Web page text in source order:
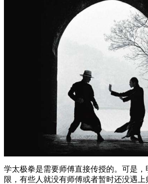
学太极拳是需要师傅直接传授的。可是
限，有些人就没有师傅或者暂时还没遇